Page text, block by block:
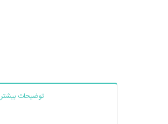
توضیحات بیشتر